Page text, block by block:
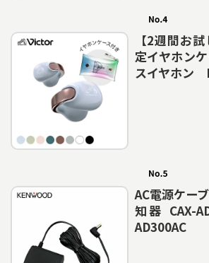
【2週間お
定イヤホン
スイヤホン
AC電源ケー
知器 CAX-
AD300AC